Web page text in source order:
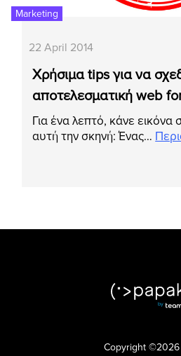
Marketing
22 April 2014
Χρήσιμα tips για να
αποτελεσματική web
Για ένα λεπτό, κάνε
αυτή την σκηνή: Ένας…
Copyright ©2026